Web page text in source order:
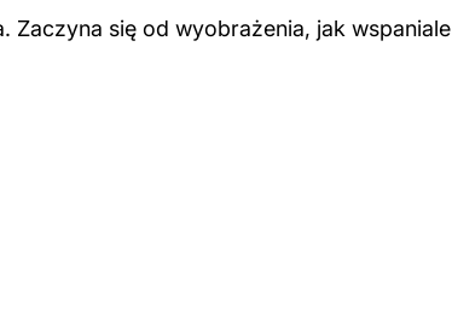
się od wyobrażenia, jak wspaniale